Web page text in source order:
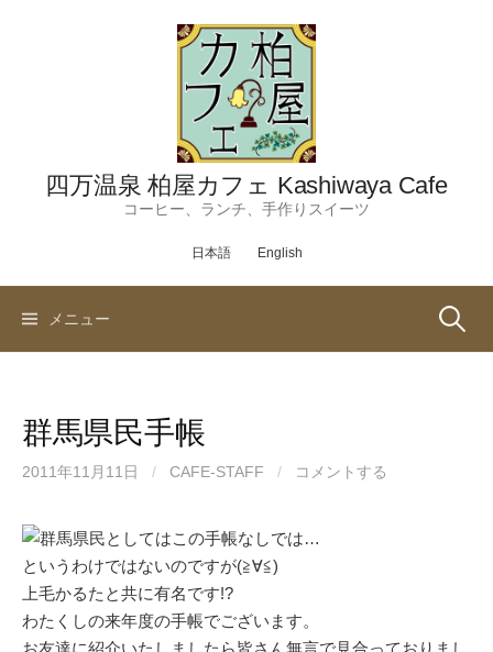
四万温泉 柏屋カフェ Kashiwaya Cafe
コーヒー、ランチ、手作りスイーツ
日本語 English
メニュー 検
群馬県民手帳
2011年11月11日 / CAFE-STAFF / コメントする
群馬県民としてはこの手帳なしでは…
というわけではないのですが(≧∀≦)
上毛かるたと共に有名です!?
わたくしの来年度の手帳でございます。
お友達に紹介いたしましたら皆さん無言で見合っておりまし